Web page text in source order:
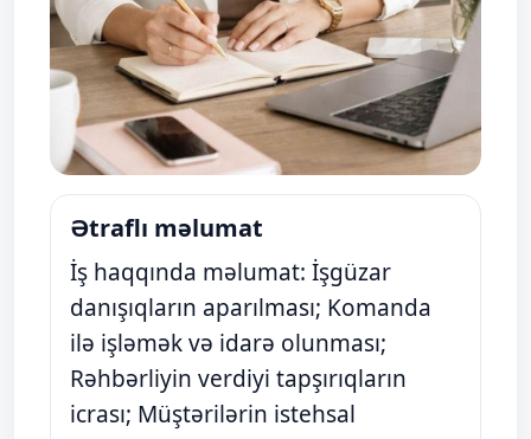
Ətraflı məlumat
İş haqqında məlumat: İşgüzar
danışıqların aparılması; Komanda
ilə işləmək və idarə olunması;
Rəhbərliyin verdiyi tapşırıqların
icrası; Müştərilərin istehsal